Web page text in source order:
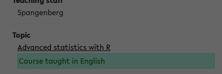
Spangenberg
Advanced statistics with R
Course taught in English